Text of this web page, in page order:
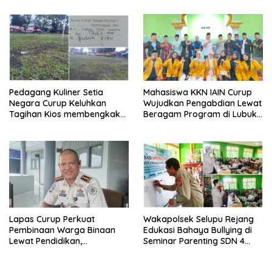
Pedagang Kuliner Setia
Negara Curup Keluhkan
Tagihan Kios membengkak
Mahasiswa KKN IAIN Curup
Wujudkan Pengabdian Lewat
Beragam Program di Lubuk
Lapas Curup Perkuat
Pembinaan Warga Binaan
Lewat Pendidikan,
Wakapolsek Selupu Rejang
Edukasi Bahaya Bullying di
Seminar Parenting SDN 4